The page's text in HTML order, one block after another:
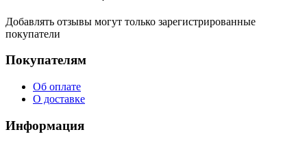
Добавлять отзывы могут только зарегистрированные
покупатели
Покупателям
Об оплате
О доставке
Информация